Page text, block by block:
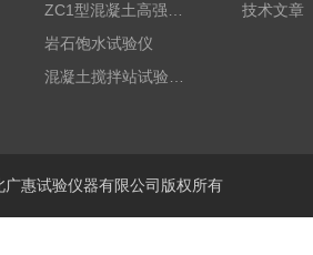
岩石饱水试验仪
技术文章
惠试验仪器有限公司版权所有